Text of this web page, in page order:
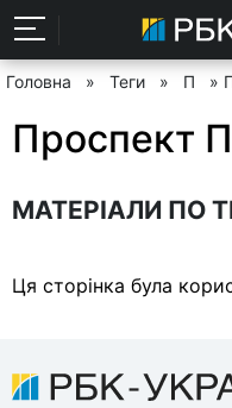
Головна » Теги » П »
Проспект
МАТЕРІАЛИ ПО
Ця сторінка була